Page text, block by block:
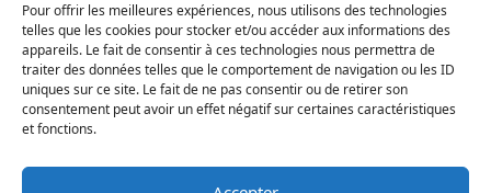
Pour offrir les meilleures expériences, nous utilisons des technologies
telles que les cookies pour stocker et/ou accéder aux informations des
appareils. Le fait de consentir à ces technologies nous permettra de
traiter des données telles que le comportement de navigation ou les ID
uniques sur ce site. Le fait de ne pas consentir ou de retirer son
consentement peut avoir un effet négatif sur certaines caractéristiques
et fonctions.
Contáctenos